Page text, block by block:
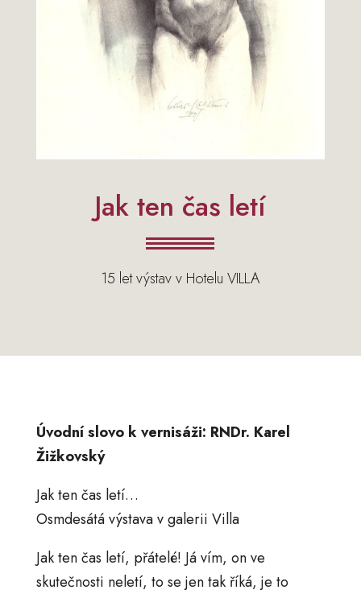
Jak ten čas letí
15 let výstav v Hotelu VILLA
Úvodní slovo k vernisáži: RNDr. Karel
Žižkovský
Jak ten čas letí…
Osmdesátá výstava v galerii Villa
Jak ten čas letí, přátelé! Já vím, on ve
skutečnosti neletí, to se jen tak říká, je to